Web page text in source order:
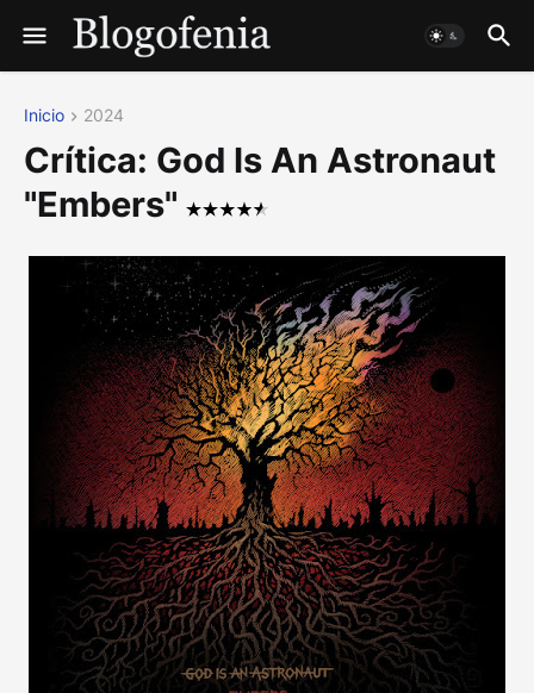
Inicio 2024
Crítica: God Is An Astronaut
"Embers"